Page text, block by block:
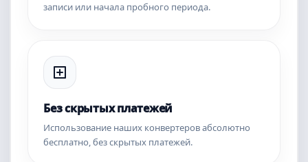
записи или начала пробного периода.
Без скрытых платежей
Использование наших конвертеров абсолютно
бесплатно, без скрытых платежей.